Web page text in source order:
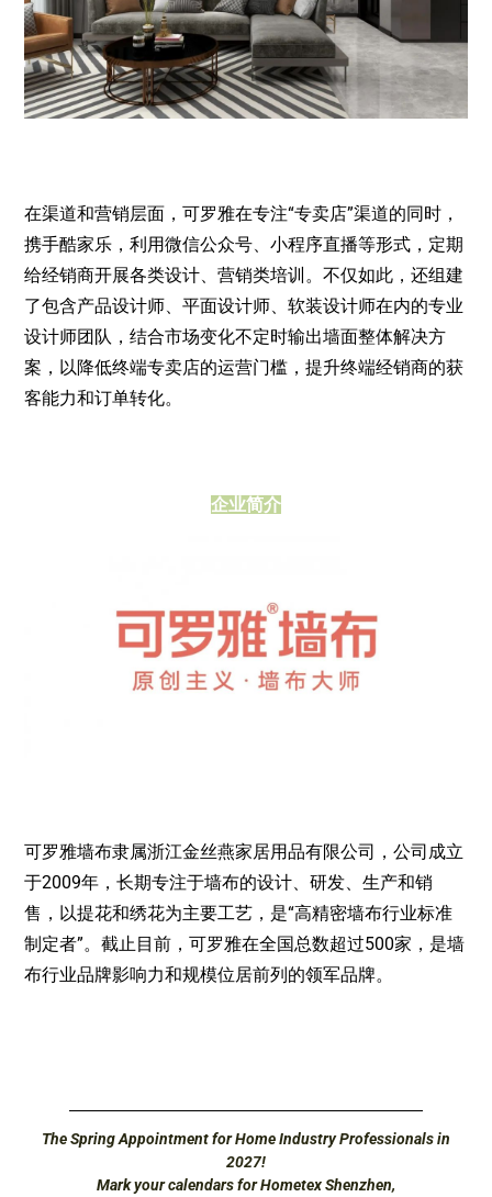
在渠道和营销层面，可罗雅在专注“专卖店”渠道的同时，
携手酷家乐，利用微信公众号、小程序直播等形式，定期
给经销商开展各类设计、营销类培训。不仅如此，还组建
了包含产品设计师、平面设计师、软装设计师在内的专业
设计师团队，结合市场变化不定时输出墙面整体解决方
案，以降低终端专卖店的运营门槛，提升终端经销商的获
客能力和订单转化。
企业简介
可罗雅墙布隶属浙江金丝燕家居用品有限公司，公司成立
于2009年，长期专注于墙布的设计、研发、生产和销
售，以提花和绣花为主要工艺，是“高精密墙布行业标准
制定者”。截止目前，可罗雅在全国总数超过500家，是墙
布行业品牌影响力和规模位居前列的领军品牌。
The Spring Appointment for Home Industry Professionals in
2027!
Mark your calendars for Hometex Shenzhen,